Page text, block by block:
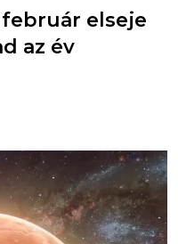
elseje
az év